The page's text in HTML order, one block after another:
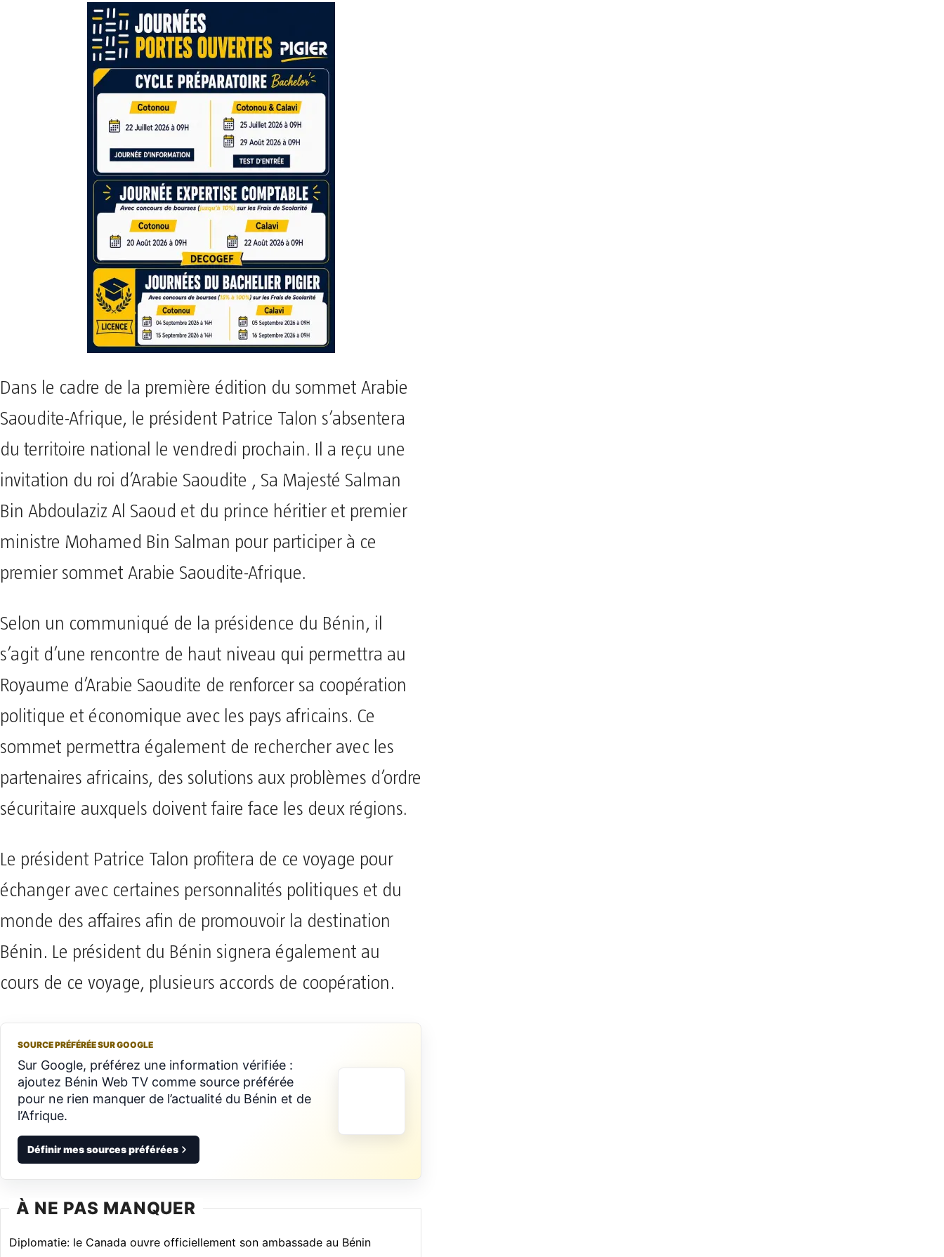
Dans le cadre de la première édition du sommet Arabie
Saoudite-Afrique, le président Patrice Talon s’absentera
du territoire national le vendredi prochain. Il a reçu une
invitation du roi d’Arabie Saoudite , Sa Majesté Salman
Bin Abdoulaziz Al Saoud et du prince héritier et premier
ministre Mohamed Bin Salman pour participer à ce
premier sommet Arabie Saoudite-Afrique.
Selon un communiqué de la présidence du Bénin, il
s’agit d’une rencontre de haut niveau qui permettra au
Royaume d’Arabie Saoudite de renforcer sa coopération
politique et économique avec les pays africains. Ce
sommet permettra également de rechercher avec les
partenaires africains, des solutions aux problèmes d’ordre
sécuritaire auxquels doivent faire face les deux régions.
Le président Patrice Talon profitera de ce voyage pour
échanger avec certaines personnalités politiques et du
monde des affaires afin de promouvoir la destination
Bénin. Le président du Bénin signera également au
cours de ce voyage, plusieurs accords de coopération.
SOURCE PRÉFÉRÉE SUR GOOGLE
Sur Google, préférez une information vérifiée :
ajoutez Bénin Web TV comme source préférée
pour ne rien manquer de l’actualité du Bénin et de
l’Afrique.
Définir mes sources préférées
À NE PAS MANQUER
Diplomatie: le Canada ouvre officiellement son ambassade au Bénin